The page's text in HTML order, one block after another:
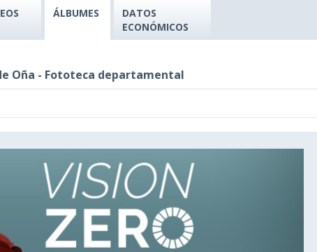
ÁLBUMES
DATOS
ECONÓMICOS
Oña - Fototeca departamental